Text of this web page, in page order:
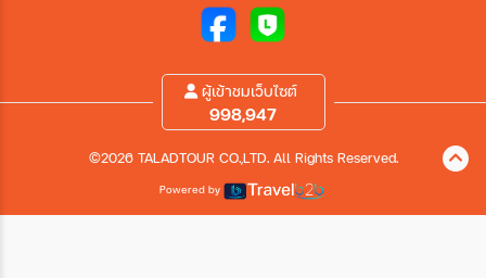
ผู้เข้าชมเว็บไซต์
998,947
©2026 TALADTOUR CO.,LTD. All Rights Reserved.
Powered by